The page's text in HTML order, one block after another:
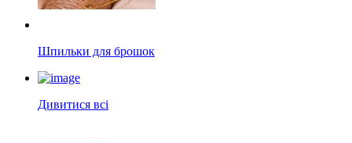
Шпильки для брошок
Дивитися всі